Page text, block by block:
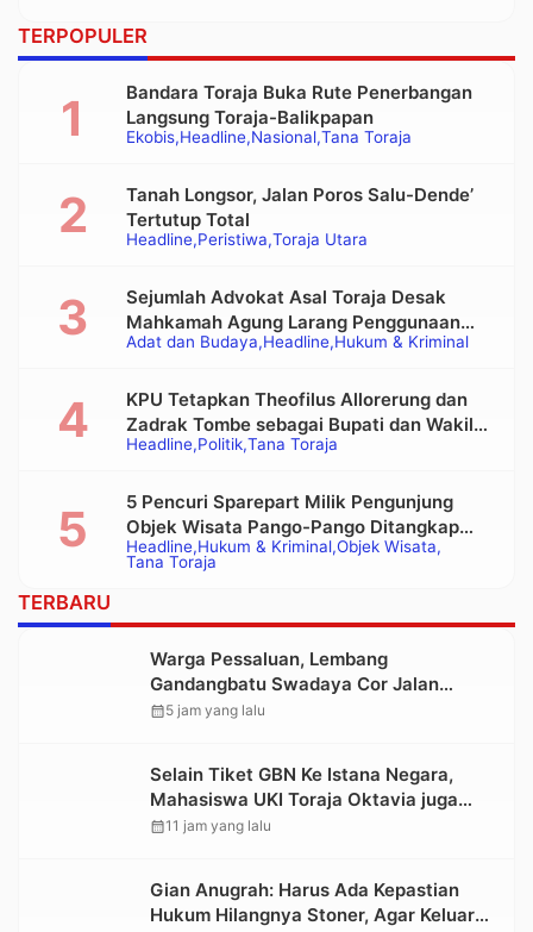
TERPOPULER
Ekobis Headline Nasional Tana Toraja
Bandara Toraja Buka Rute Penerbangan
Langsung Toraja-Balikpapan
Headline Peristiwa Toraja Utara
Tanah Longsor, Jalan Poros Salu-Dende’
Tertutup Total
Adat dan Budaya Headline Hukum & Kriminal
Sejumlah Advokat Asal Toraja Desak
Mahkamah Agung Larang Penggunaan
Alat Berat pada Eksekusi Rumah Adat
Headline Politik Tana Toraja
KPU Tetapkan Theofilus Allorerung dan
Zadrak Tombe sebagai Bupati dan Wakil
Bupati Tana Toraja Terpilih
Headline Hukum & Kriminal Objek Wisata
Tana Toraja
5 Pencuri Sparepart Milik Pengunjung
Objek Wisata Pango-Pango Ditangkap
Polisi
TERBARU
Warga Pessaluan, Lembang
Gandangbatu Swadaya Cor Jalan
Kabupaten
calendar_month5 jam yang lalu
Selain Tiket GBN Ke Istana Negara,
Mahasiswa UKI Toraja Oktavia juga
Lolos ke Pekan Seni Mahasiswa
calendar_month11 jam yang lalu
Gian Anugrah: Harus Ada Kepastian
Hukum Hilangnya Stoner, Agar Keluarga